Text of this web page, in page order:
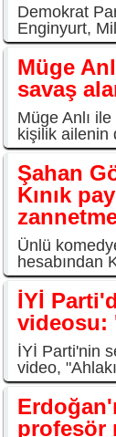
Demokrat
Enginyurt,
Müge
savaş
Müge Anlı
kişilik ailenin
Şahan
Kınık
Ünlü
hesabından
İYİ
videosu:
İYİ Parti'nin
video,
profesör